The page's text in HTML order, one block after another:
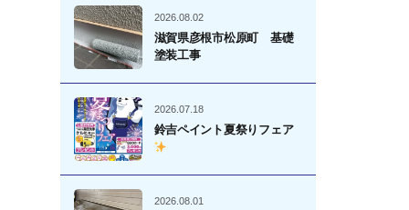
2026.08.02
滋賀県彦根市松原町 基礎
塗装工事
2026.07.18
鈴吉ペイント夏祭りフェア
2026.08.01